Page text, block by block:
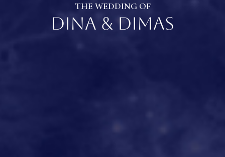
THE WEDDING OF
Dina & Dimas